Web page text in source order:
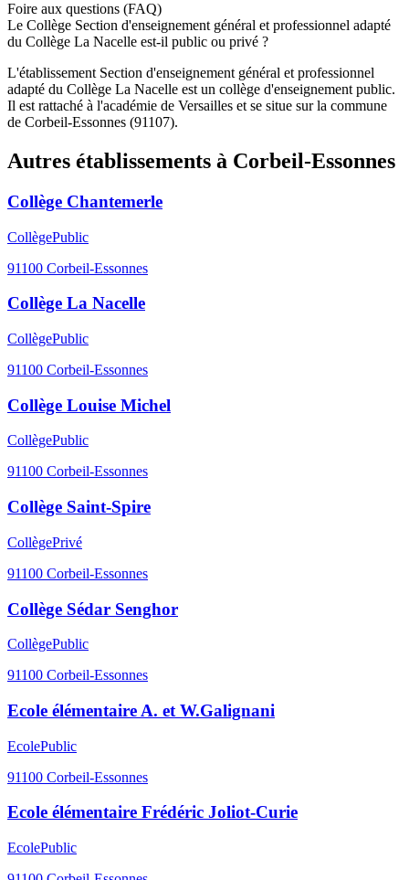
Foire aux questions (FAQ)
Le Collège Section d'enseignement général et professionnel adapté
du Collège La Nacelle est-il public ou privé ?
L'établissement Section d'enseignement général et professionnel
adapté du Collège La Nacelle est un collège d'enseignement public.
Il est rattaché à l'académie de Versailles et se situe sur la commune
de Corbeil-Essonnes (91107).
Autres établissements à Corbeil-Essonnes
Collège Chantemerle
CollègePublic
91100 Corbeil-Essonnes
Collège La Nacelle
CollègePublic
91100 Corbeil-Essonnes
Collège Louise Michel
CollègePublic
91100 Corbeil-Essonnes
Collège Saint-Spire
CollègePrivé
91100 Corbeil-Essonnes
Collège Sédar Senghor
CollègePublic
91100 Corbeil-Essonnes
Ecole élémentaire A. et W.Galignani
EcolePublic
91100 Corbeil-Essonnes
Ecole élémentaire Frédéric Joliot-Curie
EcolePublic